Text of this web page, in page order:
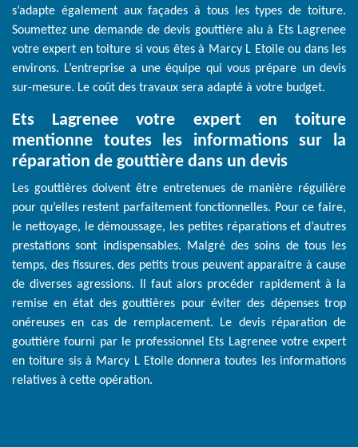
s’adapte également aux façades à tous les types de toiture.
Soumettez une demande de devis gouttière alu à Ets Lagrenee
votre expert en toiture si vous êtes à Marcy L Etoile ou dans les
environs. L’entreprise a une équipe qui vous prépare un devis
sur-mesure. Le coût des travaux sera adapté à votre budget.
Ets Lagrenee votre expert en toiture
mentionne toutes les informations sur la
réparation de gouttière dans un devis
Les gouttières doivent être entretenues de manière régulière
pour qu’elles restent parfaitement fonctionnelles. Pour ce faire,
le nettoyage, le démoussage, les petites réparations et d’autres
prestations sont indispensables. Malgré des soins de tous les
temps, des fissures, des petits trous peuvent apparaitre à cause
de diverses agressions. Il faut alors procéder rapidement à la
remise en état des gouttières pour éviter des dépenses trop
onéreuses en cas de remplacement. Le devis réparation de
gouttière fourni par le professionnel Ets Lagrenee votre expert
en toiture sis à Marcy L Etoile donnera toutes les informations
relatives à cette opération.